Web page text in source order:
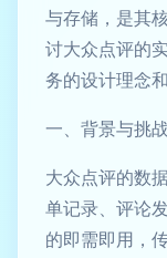
与存储，是其
讨大众点评的
务的设计理念
一、背景与挑
大众点评的数
单记录、评论
的即需即用，